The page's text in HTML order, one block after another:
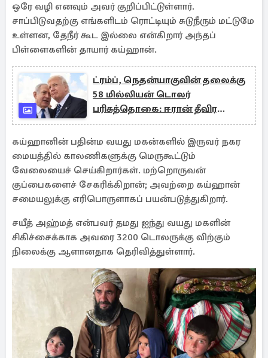
ஒரே வழி எனவும் அவர் குறிப்பிட்டுள்ளார்.
சாப்பிடுவதற்கு எங்களிடம் ரொட்டியும் சுடுநீரும் மட்டுமே
உள்ளன, தேநீர் கூட இல்லை என்கிறார் அந்தப்
பிள்ளைகளின் தாயார் கய்ஹான்.
ட்ரம்ப், நெதன்யாகுவின் தலைக்கு
58 மில்லியன் டொலர்
பரிசுத்தொகை: ஈரான் தீவிர
ஆலோசனை
கய்ஹானின் பதின்ம வயது மகன்களில் இருவர் நகர
மையத்தில் காலணிகளுக்கு மெருகூட்டும்
வேலையைச் செய்கிறார்கள். மற்றொருவன்
குப்பைகளைச் சேகரிக்கிறான்; அவற்றை கய்ஹான்
சமையலுக்கு எரிபொருளாகப் பயன்படுத்துகிறார்.
சயீத் அஹ்மத் என்பவர் தமது ஐந்து வயது மகளின்
சிகிச்சைக்காக அவரை 3200 டொலருக்கு விற்கும்
நிலைக்கு ஆளானதாக தெரிவித்துள்ளார்.